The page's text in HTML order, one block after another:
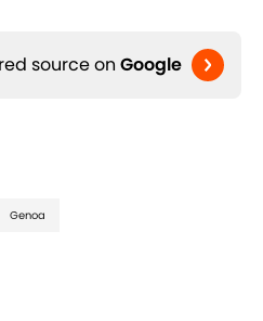
source on Google
Genoa